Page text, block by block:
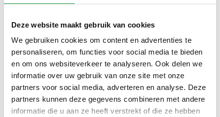
Deze website maakt gebruik van cookies
We gebruiken cookies om content en advertenties te
personaliseren, om functies voor social media te bieden
en om ons websiteverkeer te analyseren. Ook delen we
informatie over uw gebruik van onze site met onze
partners voor social media, adverteren en analyse. Deze
partners kunnen deze gegevens combineren met andere
informatie die u aan ze heeft verstrekt of die ze hebben
NEW ZEALAND AUCKLAND
26CN151 1794 POLO AQUA
BLAUW STRUCTUUR
€45,00
NEW ZEALAND AUCKLAND
26CN151 1314 POLO
€70,00 €45,00
SALE-36% SALE-36%